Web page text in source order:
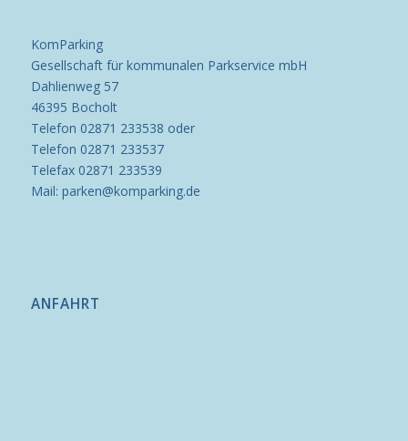
KomParking
Gesellschaft für kommunalen Parkservice mbH
Dahlienweg 57
46395 Bocholt
Telefon 02871 233538 oder
Telefon 02871 233537
Telefax 02871 233539
Mail: parken@komparking.de
ANFAHRT